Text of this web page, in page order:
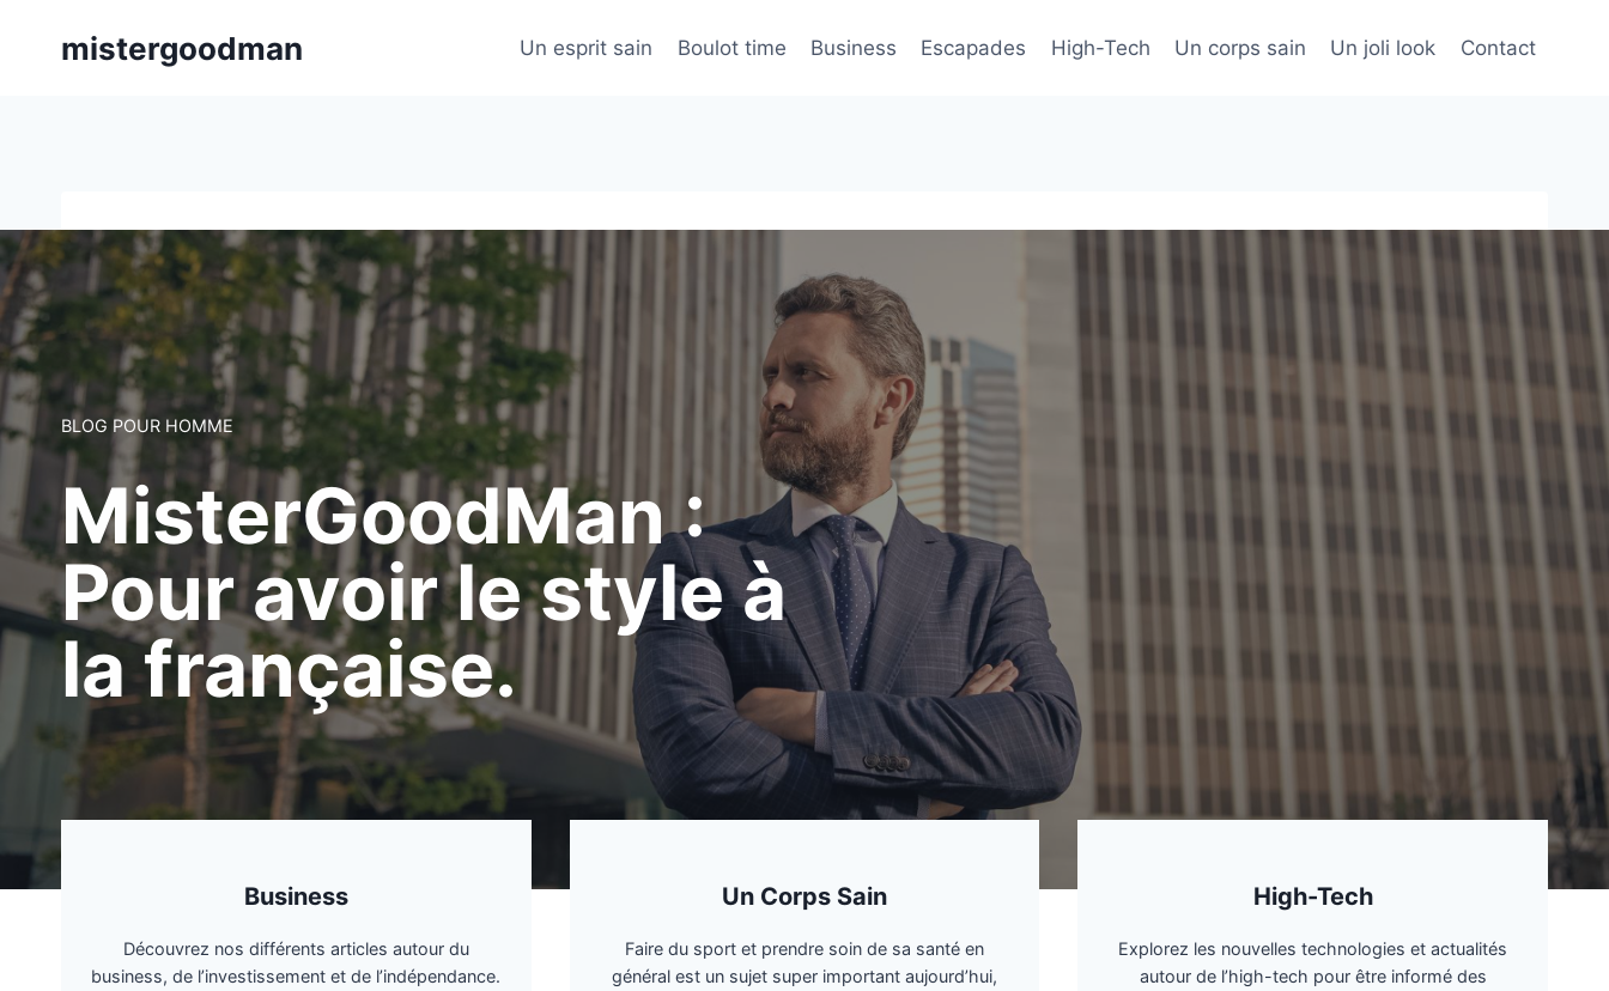
mistergoodman Un esprit sain Boulot time Business Escapades High-Tech Un corps sain Un joli look Contact
BLOG POUR HOMME
MisterGoodMan :
Pour avoir le style à
la française.
Business
Découvrez nos différents articles autour du
business, de l’investissement et de l’indépendance.
Un Corps Sain
Faire du sport et prendre soin de sa santé en
général est un sujet super important aujourd’hui,
High-Tech
Explorez les nouvelles technologies et actualités
autour de l’high-tech pour être informé des